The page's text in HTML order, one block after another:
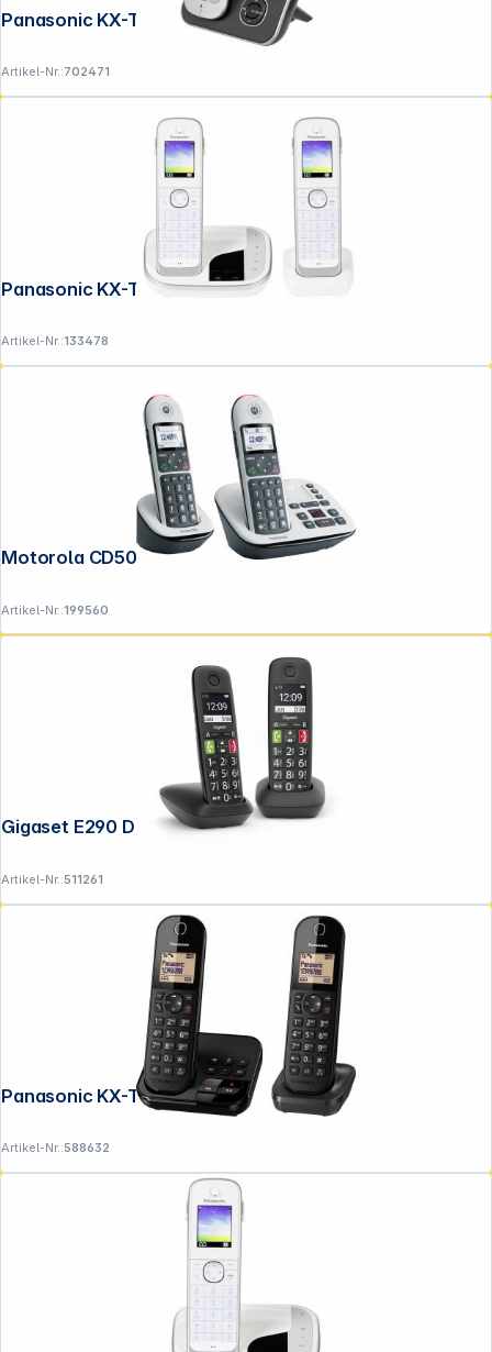
Panasonic KX-TG6821GB schwarz
Artikel-Nr.:702471
Panasonic KX-TGJ322GW
Artikel-Nr.:133478
Motorola CD5012 weiß
Artikel-Nr.:199560
Gigaset E290 Duo schwarz
Artikel-Nr.:511261
Panasonic KX-TGC422GB schwarz
Artikel-Nr.:588632